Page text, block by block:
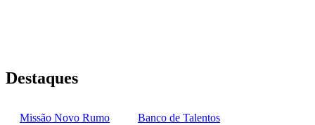
Destaques
Missão Novo Rumo Banco de Talentos